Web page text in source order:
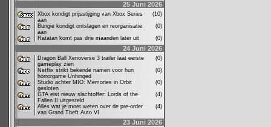
25 Juni 2026
Xbox kondigt prijsstijging van Xbox Series
aan
(10)
Bungie kondigt ontslagen en reorganisatie
aan
(0)
Ratatan komt pas drie maanden later uit
(0)
24 Juni 2026
Dragon Ball Xenoverse 3 trailer laat eerste
gameplay zien
(0)
Netflix strikt bekende namen voor hun
horrorgame Unhinged
(0)
Studio achter MIO: Memories in Orbit
gesloten
(0)
GTA eist nieuw slachtoffer: Lords of the
Fallen II uitgesteld
(4)
Alles wat je moet weten over de pre-order
van Grand Theft Auto VI
(4)
23 Juni 2026